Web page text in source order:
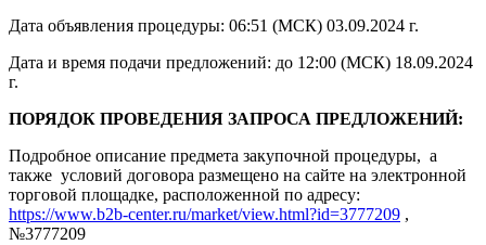
Дата объявления процедуры: 06:51 (МСК) 03.09.2024 г.
Дата и время подачи предложений: до 12:00 (МСК) 18.09.2024
г.
ПОРЯДОК ПРОВЕДЕНИЯ ЗАПРОСА ПРЕДЛОЖЕНИЙ:
Подробное описание предмета закупочной процедуры, а
также условий договора размещено на сайте на электронной
торговой площадке, расположенной по адресу:
https://www.b2b-center.ru/market/view.html?id=3777209 ,
№3777209